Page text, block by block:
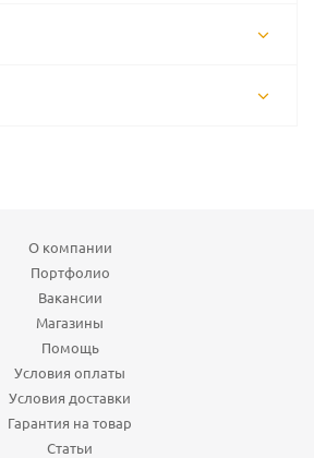
О компании
Портфолио
Вакансии
Магазины
Помощь
Условия оплаты
Условия доставки
Гарантия на товар
Статьи